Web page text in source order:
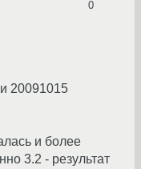
0
20091015
и более
3.2 - результат